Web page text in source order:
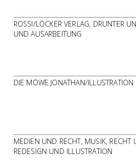
ROSSI/LÖCKER VERLAG, DRUNTER
UND AUSARBEITUNG
DIE MÖWE JONATHAN/ILLUSTRATION
MEDIEN UND RECHT, MUSIK, RECHT
REDESIGN UND ILLUSTRATION